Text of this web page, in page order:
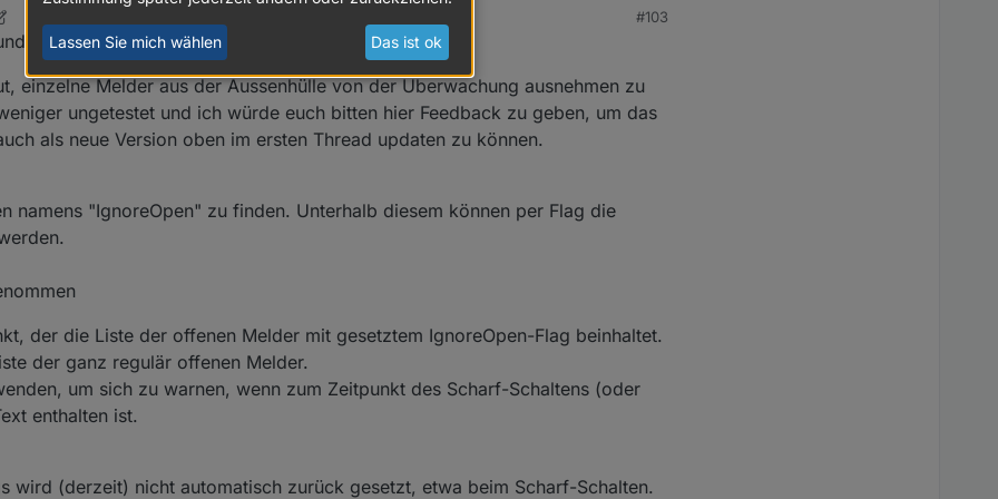
#103
alle anderen Leser,
einzelne Melder aus der Aussenhülle von der Überwachung ausnehmen zu
ungetestet und ich würde euch bitten hier Feedback zu geben, um das
als neue Version oben im ersten Thread updaten zu können.
namens "IgnoreOpen" zu finden. Unterhalb diesem können per Flag die
der die Liste der offenen Melder mit gesetztem IgnoreOpen-Flag beinhaltet.
der ganz regulär offenen Melder.
um sich zu warnen, wenn zum Zeitpunkt des Scharf-Schaltens (oder
enthalten ist.
wird (derzeit) nicht automatisch zurück gesetzt, etwa beim Scharf-Schalten.
Lassen Sie mich wählen Das ist ok